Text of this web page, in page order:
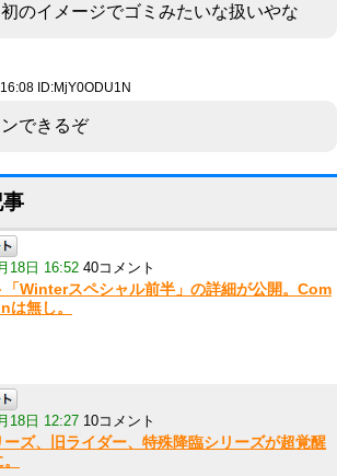
初のイメージでゴミみたいな扱いやな
ID:MjY0ODU1N
できるぞ
18日 16:52 40コメント
「Winterスペシャル前半」の詳細が公開。Com
無し。
18日 12:27 10コメント
ーズ、旧ライダー、特殊降臨シリーズが超覚醒